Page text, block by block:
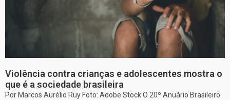
Violência contra crianças e adolescentes mostra o
que é a sociedade brasileira
Por Marcos Aurélio Ruy Foto: Adobe Stock O 20º Anuário Brasileiro